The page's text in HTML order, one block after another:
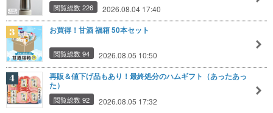
閲覧総数 226 2026.08.04 17:40
お買得！甘酒 福箱 50本セット
閲覧総数 94 2026.08.05 10:50
再販＆値下げ品もあり！最終処分のハムギフト（あったあっ
た）
閲覧総数 92 2026.08.05 17:32